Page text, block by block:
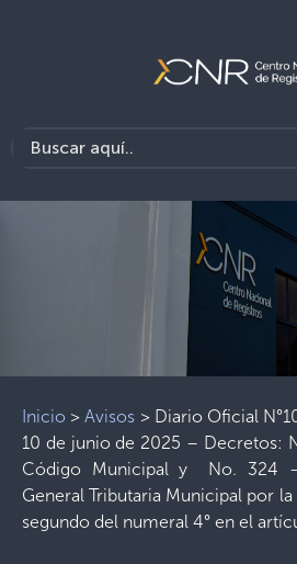
Inicio >Avisos > Diario Oficial
10 de junio de 2025 – Decretos:
Código Municipal y No. 324
General Tributaria Municipal por
segundo del numeral 4° en el